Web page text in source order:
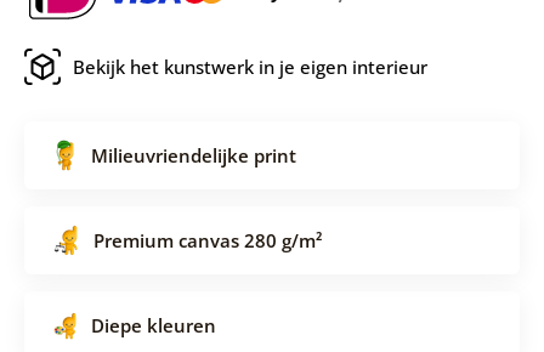
Bekijk het kunstwerk in je eigen interieur
Milieuvriendelijke print
Premium canvas 280 g/m²
Diepe kleuren